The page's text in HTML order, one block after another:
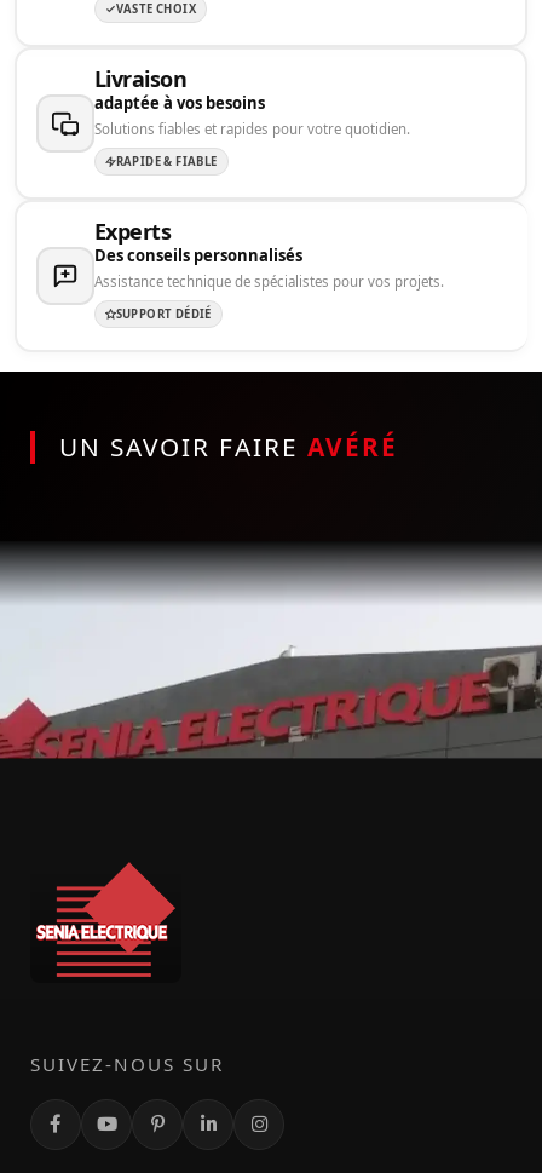
VASTE CHOIX
Livraison
adaptée à vos besoins
Solutions fiables et rapides pour votre quotidien.
RAPIDE & FIABLE
Experts
Des conseils personnalisés
Assistance technique de spécialistes pour vos projets.
SUPPORT DÉDIÉ
UN SAVOIR FAIRE AVÉRÉ
SUIVEZ-NOUS SUR